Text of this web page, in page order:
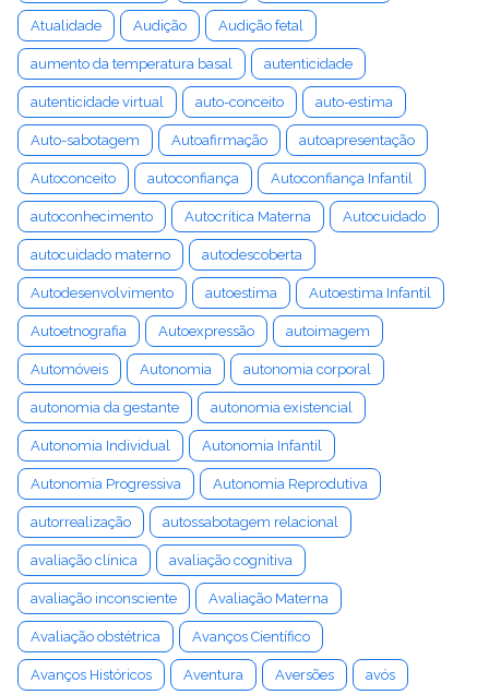
Atualidade Audição Audição fetal
aumento da temperatura basal autenticidade
autenticidade virtual auto-conceito auto-estima
Auto-sabotagem Autoafirmação autoapresentação
Autoconceito autoconfiança Autoconfiança Infantil
autoconhecimento Autocrítica Materna Autocuidado
autocuidado materno autodescoberta
Autodesenvolvimento autoestima Autoestima Infantil
Autoetnografia Autoexpressão autoimagem
Automóveis Autonomia autonomia corporal
autonomia da gestante autonomia existencial
Autonomia Individual Autonomia Infantil
Autonomia Progressiva Autonomia Reprodutiva
autorrealização autossabotagem relacional
avaliação clínica avaliação cognitiva
avaliação inconsciente Avaliação Materna
Avaliação obstétrica Avanços Científico
Avanços Históricos Aventura Aversões avós